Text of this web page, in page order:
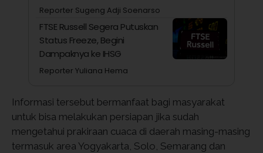
Reporter Sugeng Adji Soenarso
FTSE Russell Segera Putuskan
Status Freeze, Begini
Dampaknya ke IHSG
Reporter Yuliana Hema
Informasi tersebut bermanfaat bagi masyarakat
untuk bisa melakukan persiapan jika sudah
mengetahui prakiraan cuaca di daerah masing-masing
termasuk area Yogyakarta, Solo, Semarang dan